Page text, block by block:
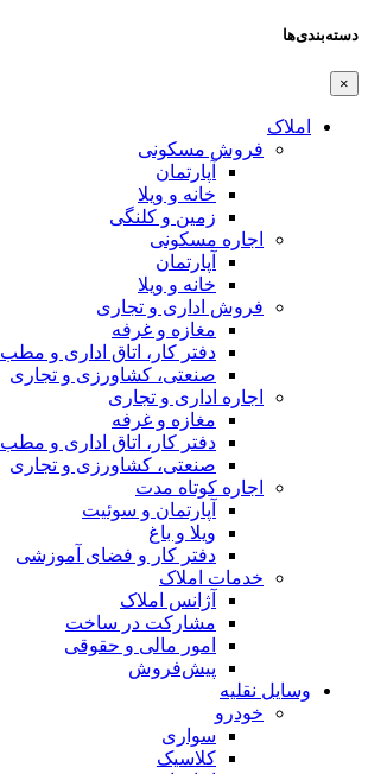
دسته‌بندی‌ها
×
املاک
فروش مسکونی
آپارتمان
خانه و ویلا
زمین و کلنگی
اجاره مسکونی
آپارتمان
خانه و ویلا
فروش اداری و تجاری
مغازه و غرفه
دفتر کار، اتاق اداری و مطب
صنعتی،‌ کشاورزی و تجاری
اجاره اداری و تجاری
مغازه و غرفه
دفتر کار، اتاق اداری و مطب
صنعتی،‌ کشاورزی و تجاری
اجاره کوتاه مدت
آپارتمان و سوئیت
ویلا و باغ
دفتر کار و فضای آموزشی
خدمات املاک
آژانس املاک
مشارکت در ساخت
امور مالی و حقوقی
پیش‌فروش
وسایل نقلیه
خودرو
سواری
کلاسیک